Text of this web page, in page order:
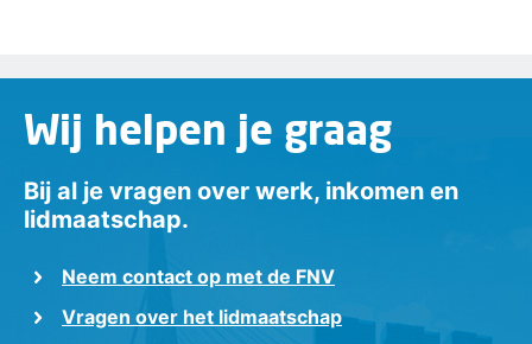
Wij helpen je graag
Bij al je vragen over werk, inkomen en
lidmaatschap.
Neem contact op met de FNV
Vragen over het lidmaatschap